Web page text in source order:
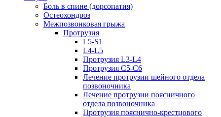
Боль в спине (дорсопатия)
Остеохондроз
Межпозвонковая грыжа
Протрузия
L5-S1
L4-L5
Протрузия L3-L4
Протрузия С5-С6
Лечение протрузии шейного отдела
позвоночника
Лечение протрузии поясничного
отдела позвоночника
Протрузия пояснично-крестцового